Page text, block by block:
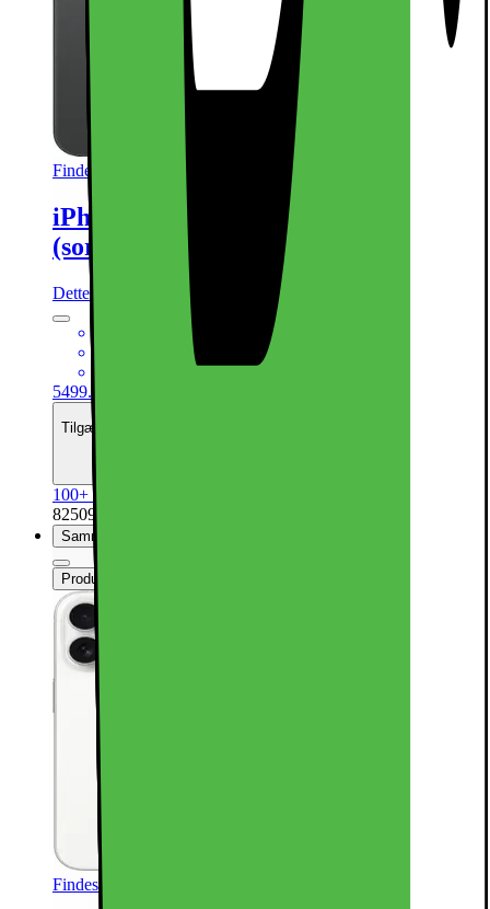
Findes i flere varianter
iPhone 16 – 5G smartphone 128GB
(sort)
Dette produkt er blevet bedømt til 4.8 ud af 5 stjerner.
6,1“ Super Retina XDR-skærm
48MP hovedkamera + 12MP ultrawide kamera
Kraftfuld A18 Bionic CPU med 5G
5499.-
Tilgængelig med finansiering
100+ på lager online
825094
Sammenlign
Produktdatablad
Findes i flere varianter